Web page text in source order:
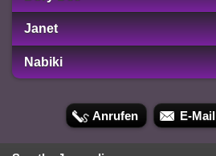
Janet
Nabiki
Anrufen E-Mail